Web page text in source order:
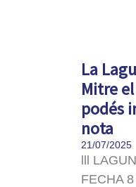
La
Mitre
podés
nota
21/07/2025
lll
FECHA